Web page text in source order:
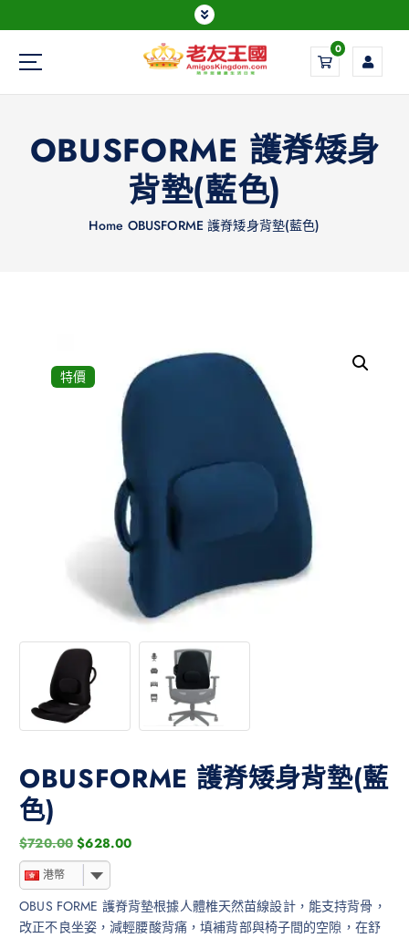
Everything is possible
0
OBUSFORME 護脊矮身
背墊(藍色)
Home OBUSFORME 護脊矮身背墊(藍色)
特價
OBUSFORME 護脊矮身背墊(藍
色)
$720.00 $628.00
港幣
OBUS FORME 護脊背墊根據人體椎天然苗線設計，能支持背骨，
改正不良坐姿，減輕腰酸背痛，填補背部與椅子間的空隙，在舒